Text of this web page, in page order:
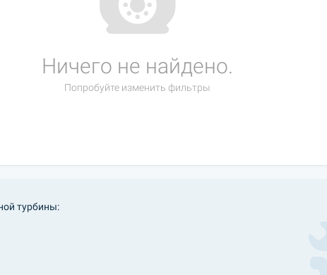
Ничего не найдено.
Попробуйте изменить фильтры
турбины: